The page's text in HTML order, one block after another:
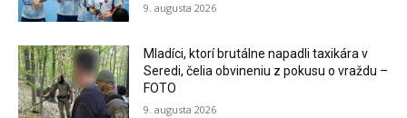
9. augusta 2026
Mladíci, ktorí brutálne napadli taxikára v
Seredi, čelia obvineniu z pokusu o vraždu –
FOTO
9. augusta 2026